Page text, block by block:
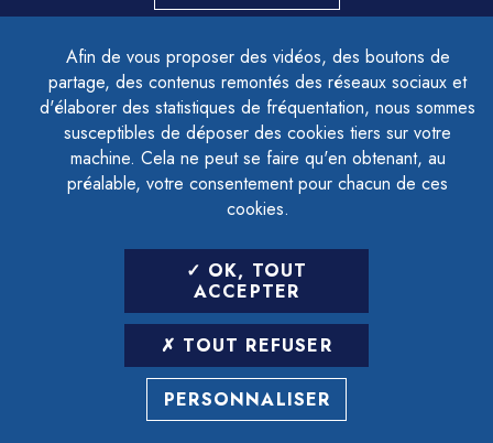
Afin de vous proposer des vidéos, des boutons de
partage, des contenus remontés des réseaux sociaux et
d'élaborer des statistiques de fréquentation, nous sommes
susceptibles de déposer des cookies tiers sur votre
machine. Cela ne peut se faire qu'en obtenant, au
préalable, votre consentement pour chacun de ces
cookies.
OK, TOUT
ACCEPTER
TOUT REFUSER
PERSONNALISER
ACCESSIBILITÉ - PARTIELLEMENT CONFORME
PLAN DU SITE
MENTIONS LÉGALES
CONTACTER LE DÉLÉGUÉ À LA PROTECTION DES DONNÉES
GESTION DES COOKIES
LETTRE D'INFORMATION
SAISIR VOTRE ADRESSE E-MAIL
POUR VOUS INSCRIRE :
ARCHIVES DÉSINSCRIPTION